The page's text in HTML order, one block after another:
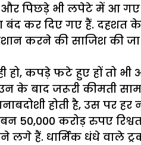
और पिछड़े भी लपेटे में आ
कर दिए गए हैं. दहशत
करने की साजिश की
कपड़े फटे हुए हों तो भी
के बाद जरूरी कीमती
होती है, उस
50,000 करोड़ रुपए
हैं. धार्मिक धंधे वाले